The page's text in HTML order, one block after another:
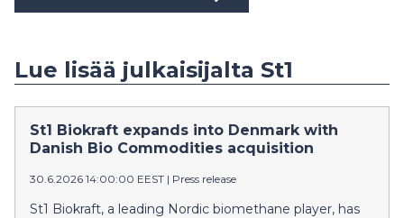
Lue lisää julkaisijalta St1
St1 Biokraft expands into Denmark with
Danish Bio Commodities acquisition
30.6.2026 14:00:00 EEST | Press release
St1 Biokraft, a leading Nordic biomethane player, has